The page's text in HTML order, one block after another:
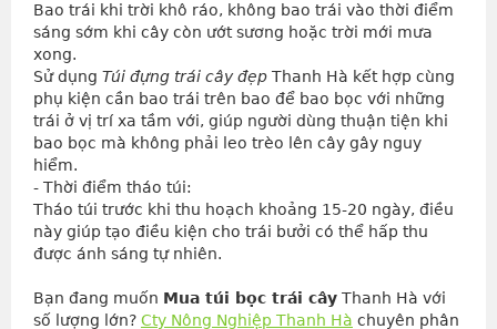
Bao trái khi trời khô ráo, không bao trái vào thời điểm
sáng sớm khi cây còn ướt sương hoặc trời mới mưa
xong.
Sử dụng Túi đựng trái cây đẹp Thanh Hà kết hợp cùng
phụ kiện cần bao trái trên bao để bao bọc với những
trái ở vị trí xa tầm với, giúp người dùng thuận tiện khi
bao bọc mà không phải leo trèo lên cây gây nguy
hiểm.
- Thời điểm tháo túi:
Tháo túi trước khi thu hoạch khoảng 15-20 ngày, điều
này giúp tạo điều kiện cho trái bưởi có thể hấp thu
được ánh sáng tự nhiên.
Bạn đang muốn Mua túi bọc trái cây Thanh Hà với
số lượng lớn? Cty Nông Nghiệp Thanh Hà chuyên phân